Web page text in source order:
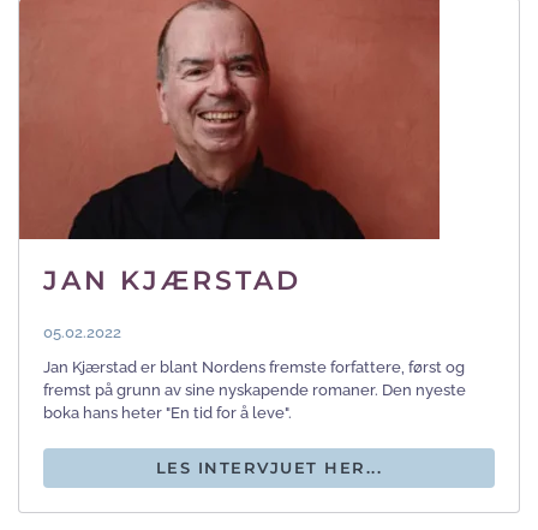
JAN KJÆRSTAD
05.02.2022
Jan Kjærstad er blant Nordens fremste forfattere, først og
fremst på grunn av sine nyskapende romaner. Den nyeste
boka hans heter "En tid for å leve".
LES INTERVJUET HER...